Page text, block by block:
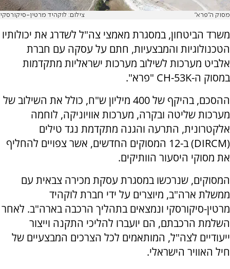
מסוק ה"פרא" צילום: לוקהיד מרטין-סיקורסקי
משרד הביטחון, במסגרת מאמצי צה"ל לשדרג את יכולותיו
הטכנולוגיות והמבצעיות, חתם על עסקה עם חברת
אלביט מערכות לשילוב מערכות ישראליות מתקדמות
במסוק ה-CH-53K "פרא".
ההסכם, בהיקף של 400 מיליון ש"ח, כולל את השילוב של
מערכות שליטה ובקרה, מערכות אוויוניקה, לוחמה
אלקטרונית, התרעה והגנה מתקדמת נגד טילים
(DIRCM) ב-12 המסוקים החדשים, אשר צפויים להחליף
את מסוקי היסעור הוותיקים.
המסוקים, שנרכשו במסגרת עסקת מכירה צבאית עם
ממשלת ארה"ב, מיוצרים על ידי חברת לוקהיד
מרטין-סיקורסקי ונמצאים בתהליך הרכבה בארה"ב. לאחר
השלמת הרכבתם, הם יועברו להליכי התקנה וייצור
ייעודיים לצה"ל, המותאמים לכל הצרכים המבצעיים של
חיל האוויר הישראלי.